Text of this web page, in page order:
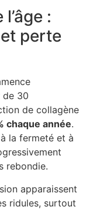
:
perte
de 30
de collagène
chaque année.
la fermeté et à
rebondie.
apparaissent
ridules, surtout